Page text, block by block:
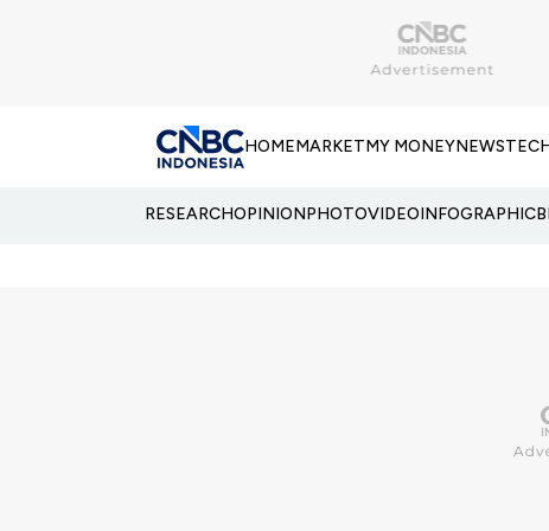
HOMEMARKETMY MONEYNEWS
RESEARCHOPINIONPHOTOVIDEOINFOGRAPHIC